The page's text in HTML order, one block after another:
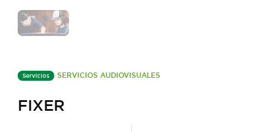
Servicios SERVICIOS AUDIOVISUALES
FIXER